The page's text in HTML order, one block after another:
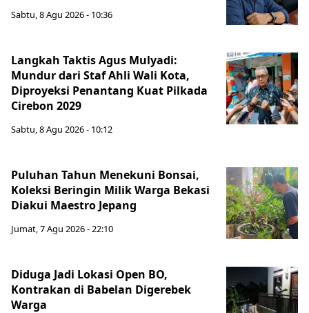
Sabtu, 8 Agu 2026 - 10:36
Langkah Taktis Agus Mulyadi:
Mundur dari Staf Ahli Wali Kota,
Diproyeksi Penantang Kuat Pilkada
Cirebon 2029
Sabtu, 8 Agu 2026 - 10:12
Puluhan Tahun Menekuni Bonsai,
Koleksi Beringin Milik Warga Bekasi
Diakui Maestro Jepang
Jumat, 7 Agu 2026 - 22:10
Diduga Jadi Lokasi Open BO,
Kontrakan di Babelan Digerebek
Warga